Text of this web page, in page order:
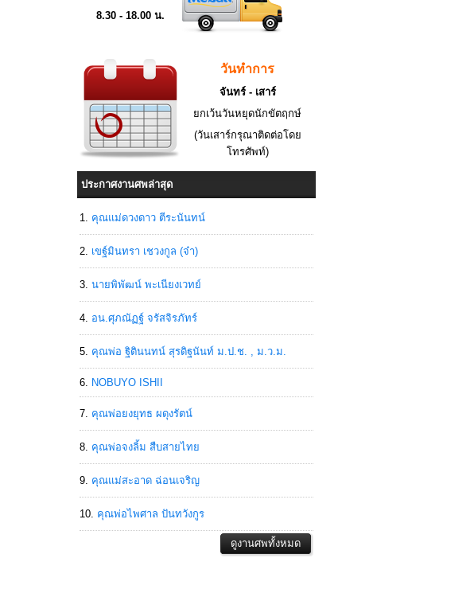
8.30 - 18.00 น.
วันทำการ
จันทร์ - เสาร์
ยกเว้นวันหยุดนักขัตฤกษ์
(วันเสาร์กรุณาติดต่อโดย
โทรศัพท์)
ประกาศงานศพล่าสุด
คุณแม่ดวงดาว ตีระนันทน์
เขฐ์มินทรา เชวงกูล (จ๋า)
นายพิพัฒน์ พะเนียงเวทย์
อน.ศุภณัฏฐ์ จรัสจิรภัทร์
คุณพ่อ ฐิตินนทน์ สุรดิฐนันท์ ม.ป.ช. , ม.ว.ม.
NOBUYO ISHII
คุณพ่อยงยุทธ ผดุงรัตน์
คุณพ่อจงลิ้ม สืบสายไทย
คุณแม่สะอาด ฉ่อนเจริญ
คุณพ่อไพศาล ปันทวังกูร